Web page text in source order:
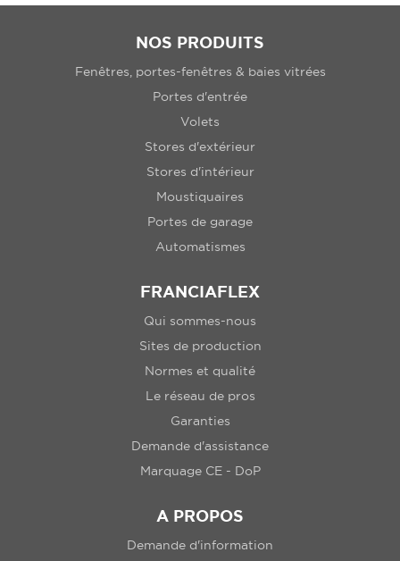
NOS PRODUITS
Fenêtres, portes-fenêtres & baies vitrées
Portes d'entrée
Volets
Stores d'extérieur
Stores d'intérieur
Moustiquaires
Portes de garage
Automatismes
FRANCIAFLEX
Qui sommes-nous
Sites de production
Normes et qualité
Le réseau de pros
Garanties
Demande d'assistance
Marquage CE - DoP
A PROPOS
Demande d'information